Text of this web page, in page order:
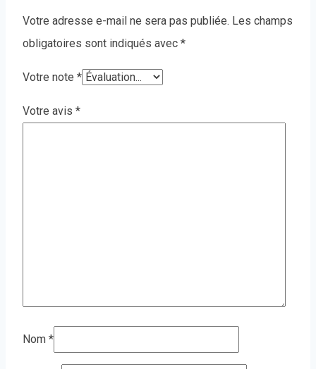
Votre adresse e-mail ne sera pas publiée. Les champs
obligatoires sont indiqués avec *
Votre note *
Votre avis *
Nom *